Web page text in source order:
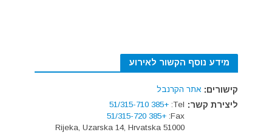
מידע נוסף הקשור לאירוע
קישורים: אתר הקרנבל
ליצירת קשר: Tel:
+385 51/315-710
Fax:
+385 51/315-720
51000 Rijeka, Uzarska 14, Hrvatska